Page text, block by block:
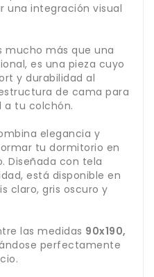
una integración visual
mucho más que una
es una pieza cuyo
y durabilidad al
de cama para
a tu colchón.
elegancia y
tu dormitorio en
Diseñada con tela
está disponible en
claro, gris oscuro y
las medidas 90x190,
perfectamente